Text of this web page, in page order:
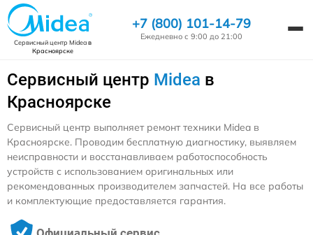
Сервисный центр Mideaв
Красноярске
+7 (800) 101-14-79
Ежедневно с 9:00 до 21:00
Сервисный центр Midea в
Красноярске
Сервисный центр выполняет ремонт техники Midea в
Красноярске. Проводим бесплатную диагностику, выявляем
неисправности и восстанавливаем работоспособность
устройств с использованием оригинальных или
рекомендованных производителем запчастей. На все работы
и комплектующие предоставляется гарантия.